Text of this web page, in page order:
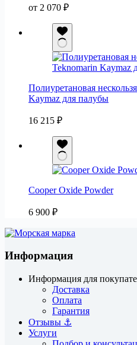
от 2 070 ₽
Полиуретановая
Kaymaz для палубы
16 215 ₽
Cooper Oxide Powder
6 900 ₽
Информация
Информация для
Доставка
Оплата
Гарантия
Отзывы ⚓
Услуги